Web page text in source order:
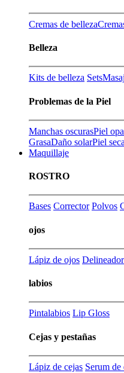
Cremas de belleza
Belleza
Kits de belleza Sets
Problemas de la Piel
Manchas oscurasPiel
GrasaDaño solarPiel seca
Maquillaje
ROSTRO
Bases Corrector Polvos
ojos
Lápiz de ojos
labios
Pintalabios Lip Gloss
Cejas y pestañas
Lápiz de cejas Serum de